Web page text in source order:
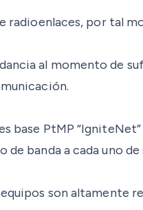
por tal
al momento de
base PtMP
banda a cada uno de
son